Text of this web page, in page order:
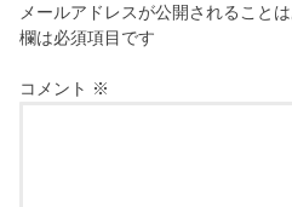
メールアドレスが公開されることは
欄は必須項目です
コメント ※